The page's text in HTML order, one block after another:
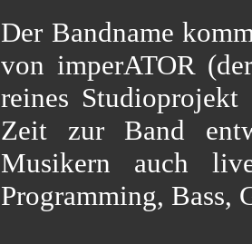
Der Bandname
von imperATOR
reines
Zeit zur Band
Musikern auch
Programming, Bass,